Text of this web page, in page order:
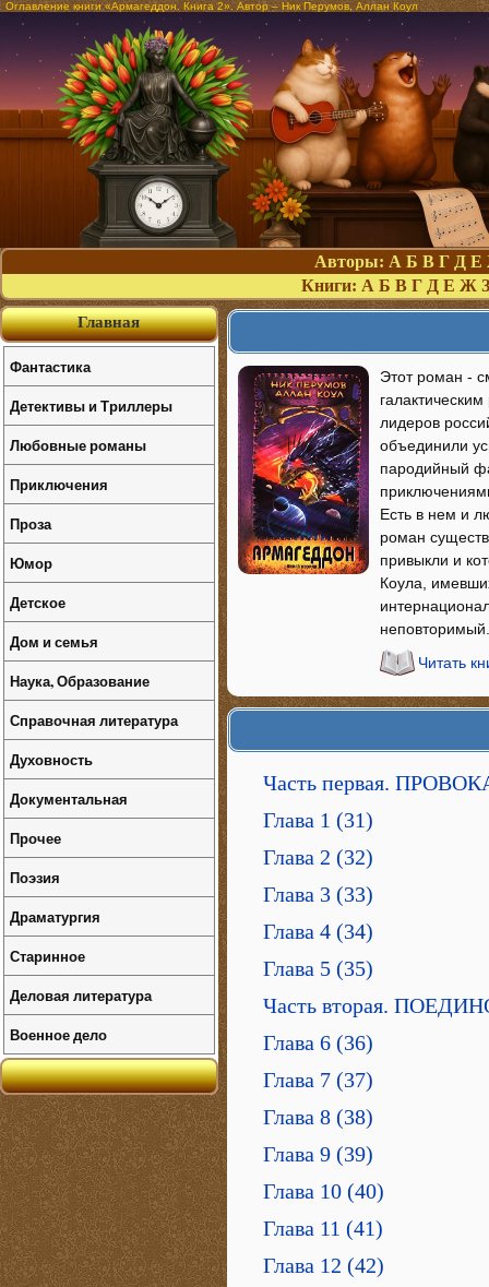
Оглавление книги «Армагеддон. Книга 2». Автор – Ник Перумов, Аллан Коул
Авторы: А Б В Г Д Е
Книги: А Б В Г Д Е Ж З
Этот роман -
лидеров
объединили
пародийный
Есть в нем и
роман
привыкли и
Коула,
неповторимый.
Читать
Часть первая.
Глава 1 (31)
Глава 2 (32)
Глава 3 (33)
Глава 4 (34)
Глава 5 (35)
Часть вторая.
Глава 6 (36)
Глава 7 (37)
Глава 8 (38)
Глава 9 (39)
Глава 10 (40)
Глава 11 (41)
Глава 12 (42)
Главная
Фантастика
Детективы и Триллеры
Любовные романы
Приключения
Проза
Юмор
Детское
Дом и семья
Наука, Образование
Справочная литература
Духовность
Документальная
Прочее
Поэзия
Драматургия
Старинное
Деловая литература
Военное дело